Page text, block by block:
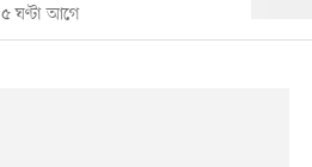
৫ ঘণ্টা আগে